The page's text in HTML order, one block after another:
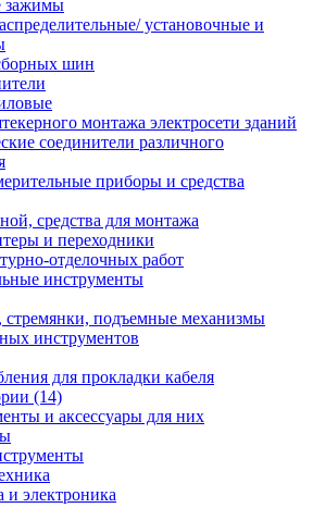
зажимы
установочные и
шин
монтажа электросети зданий
соединители различного
приборы и средства
средства для монтажа
и переходники
отделочных работ
инструменты
подъемные механизмы
инструментов
для прокладки кабеля
(14)
и аксессуары для них
и электроника